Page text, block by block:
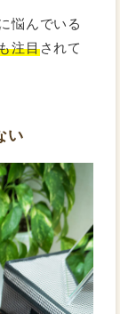
悩んでいる
注目されて
い